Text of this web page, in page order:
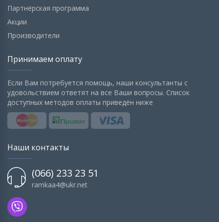
Партнёрская программа
Акции
Производители
Принимаем оплату
Если Вам потребуется помощь, наши консультанты с
удовольствием ответят на все Ваши вопросы. Список
доступных методов оплаты приведён ниже
Наши контакты
(066) 233 23 51
ramkaa4@ukr.net